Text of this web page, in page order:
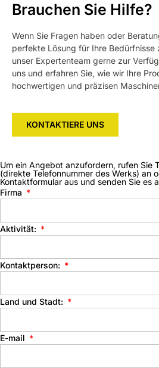
Brauchen Sie Hilfe?
Wenn Sie Fragen haben oder
perfekte Lösung für Ihre Bedürfnisse
unser Expertenteam gerne zur
uns und erfahren Sie, wie wir Ihre
hochwertigen und präzisen
KONTAKTIERE UNS
Um ein Angebot anzufordern, rufen Sie
(direkte Telefonnummer des Werks) an
Kontaktformular aus und senden Sie es
Firma
Aktivität:
Kontaktperson:
Land und Stadt:
E-mail